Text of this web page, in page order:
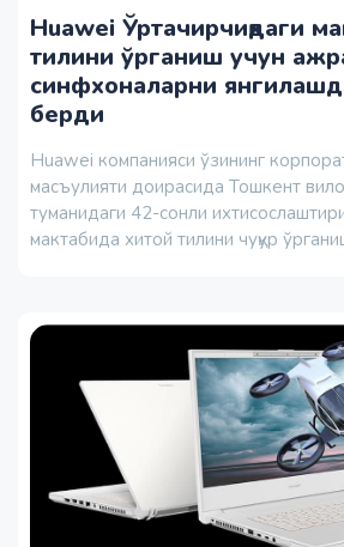
Huawei Ўртачирчиқдаги
тилини ўрганиш учун
синфхоналарни
берди
Huawei компанияси ўзининг
масъулияти доирасида Тошкент
туманидаги 42-сонли
мактабида хитой тилини чуқур